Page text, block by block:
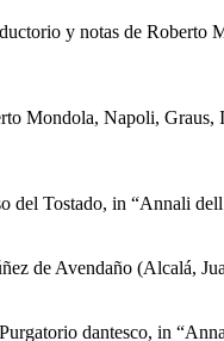
y notas de
Mondola, Napoli,
Tostado, in “Annali
de Avendaño (Alcalá,
dantesco, in